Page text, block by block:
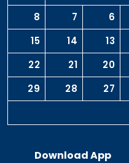
6
7
8
13
14
15
20
21
22
27
28
29
Download App